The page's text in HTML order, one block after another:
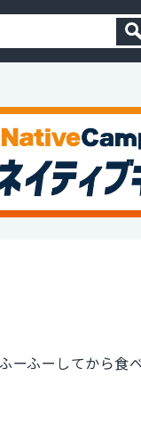
ーふーしてから食